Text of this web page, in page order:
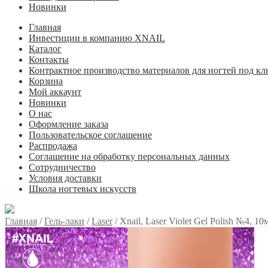
Новинки
Главная
Инвестиции в компанию XNAIL
Каталог
Контакты
Контрактное производство материалов для ногтей под
Корзина
Мой аккаунт
Новинки
О нас
Оформление заказа
Пользовательское соглашение
Распродажа
Соглашение на обработку персональных данных
Сотрудничество
Условия доставки
Школа ногтевых искусств
Главная /Гель-лаки /Laser/ Xnail, Laser Violet Gel Polish №4,